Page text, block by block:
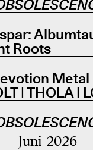
Roots
Metal
| THOLA |
Juni 2026